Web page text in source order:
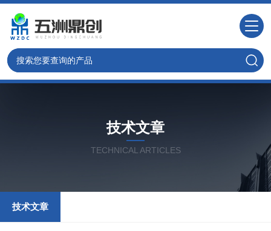
技术文章
TECHNICAL ARTICLES
技术文章